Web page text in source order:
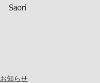
Saori
お知らせ